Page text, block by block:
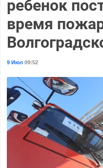
ребенок
время
9 Июл09:52